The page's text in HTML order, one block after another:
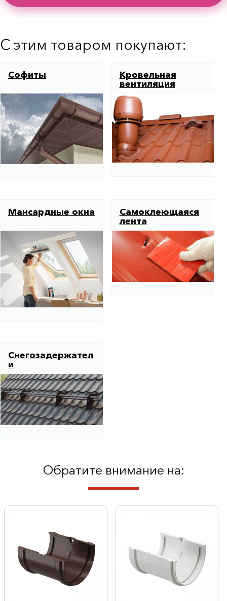
С этим товаром покупают:
Софиты
Кровельная
вентиляция
Мансардные окна
Самоклеющаяся
лента
Снегозадержател
и
Обратите внимание на: